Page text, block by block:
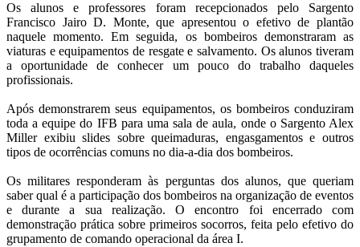
Os alunos e professores foram recepcionados pelo Sargento
Francisco Jairo D. Monte, que apresentou o efetivo de plantão
naquele momento. Em seguida, os bombeiros demonstraram as
viaturas e equipamentos de resgate e salvamento. Os alunos tiveram
a oportunidade de conhecer um pouco do trabalho daqueles
profissionais.
Após demonstrarem seus equipamentos, os bombeiros conduziram
toda a equipe do IFB para uma sala de aula, onde o Sargento Alex
Miller exibiu slides sobre queimaduras, engasgamentos e outros
tipos de ocorrências comuns no dia-a-dia dos bombeiros.
Os militares responderam às perguntas dos alunos, que queriam
saber qual é a participação dos bombeiros na organização de eventos
e durante a sua realização. O encontro foi encerrado com
demonstração prática sobre primeiros socorros, feita pelo efetivo do
grupamento de comando operacional da área I.